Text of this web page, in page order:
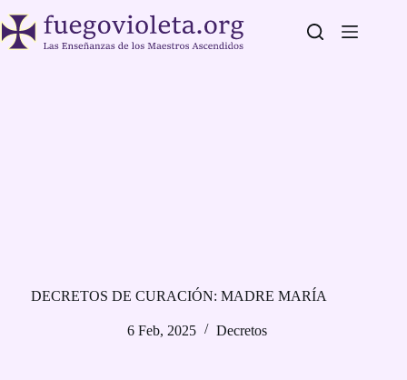
al
contenido
DECRETOS DE CURACIÓN: MADRE MARÍA
6 Feb, 2025 Decretos